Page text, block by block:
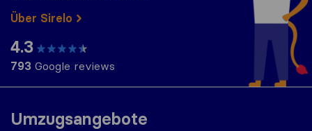
Umzugsangebote
Über Sirelo
4.3
793 Google reviews